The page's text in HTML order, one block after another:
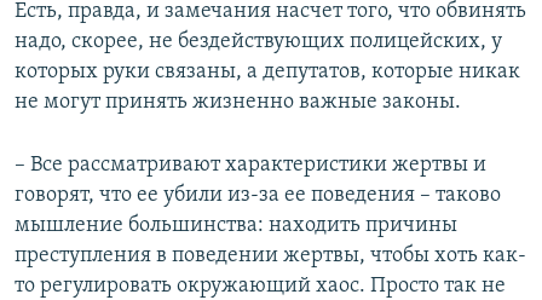
Есть, правда, и замечания насчет того, что обвинять
надо, скорее, не бездействующих полицейских, у
которых руки связаны, а депутатов, которые никак
не могут принять жизненно важные законы.
– Все рассматривают характеристики жертвы и
говорят, что ее убили из-за ее поведения – таково
мышление большинства: находить причины
преступления в поведении жертвы, чтобы хоть как-
то регулировать окружающий хаос. Просто так не